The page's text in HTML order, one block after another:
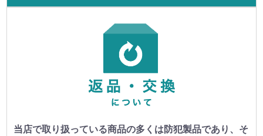
当店で取り扱っている商品の多くは防犯製品であり、そ